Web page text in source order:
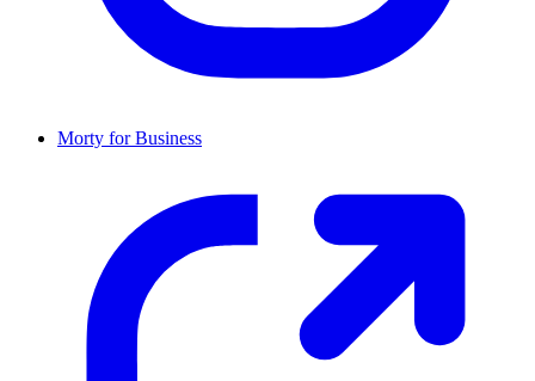
Morty for Business